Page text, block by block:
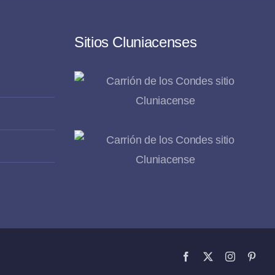
Sitios Cluniacenses
Facebook
X Instagram